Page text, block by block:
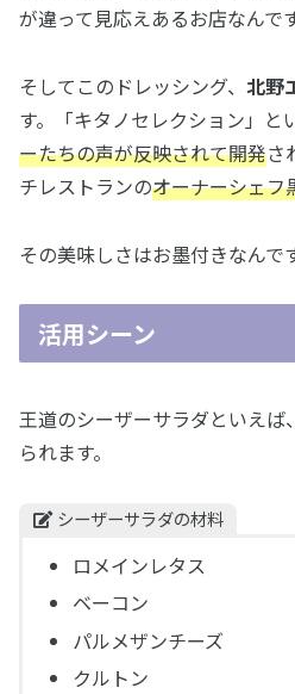
が違って見応えあるお店なんで
そしてこのドレッシング、 北野
す。「キタノセレクション」と
ーたちの声が反映されて開発さ
チレストランのオーナーシェフ
その美味しさはお墨付きなんで
活用シーン
王道のシーザーサラダといえ
られます。
シーザーサラダの材料
ロメインレタス
ベーコン
パルメザンチーズ
クルトン